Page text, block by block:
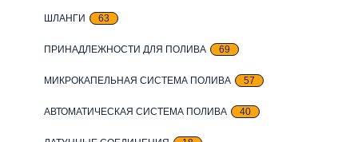
ШЛАНГИ 63
ПРИНАДЛЕЖНОСТИ ДЛЯ ПОЛИВА 69
МИКРОКАПЕЛЬНАЯ СИСТЕМА ПОЛИВА 57
АВТОМАТИЧЕСКАЯ СИСТЕМА ПОЛИВА 40